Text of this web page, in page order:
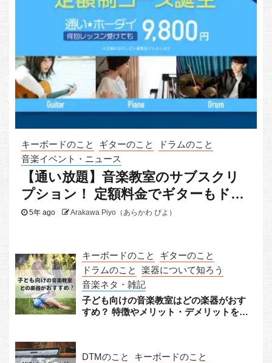
キーボードのこと ギターのこと
ドラムのこと
音楽イベント・ニュース
【通い放題】音楽教室のサブスクリ
プション！ 定額料金でギターもドラ
ムもピアノも
5年 ago Arakawa Piyo（あらかわ ぴよ）
キーボードのこと
ギターのこと
ドラムのこと
楽器について知ろう
音楽ネタ・雑記
子ども向けの音楽教室はどの楽器がおす
すめ？ 特徴やメリット・デメリットをチ
DTMのこと
キーボードのこと